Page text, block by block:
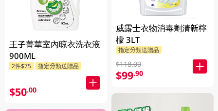
王子菁華室內晾衣洗衣液
900ML
2件$75 指定分類送贈品
$50.00
威露士衣物消毒劑清新檸
檬 3LT
指定分類送贈品
$118.00
$99.90